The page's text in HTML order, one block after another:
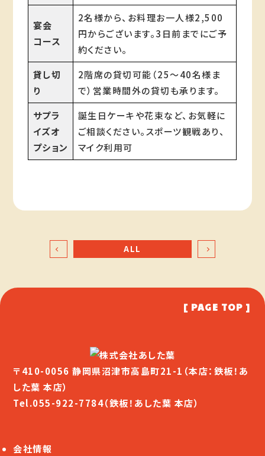
宴会
コース
2名様から、お料理お一人様2,500
円からございます。3日前までにご予
約ください。
貸し切
り
2階席の貸切可能（25～40名様ま
で）営業時間外の貸切も承ります。
サプラ
イズオ
プション
誕生日ケーキや花束など、お気軽に
ご相談ください。スポーツ観戦あり、
マイク利用可
ALL
〒410-0056 静岡県沼津市高島町21-1（本店：鉄板！あ
した葉 本店）
Tel.055-922-7784（鉄板！あした葉 本店）
会社情報
[ PAGE TOP ]